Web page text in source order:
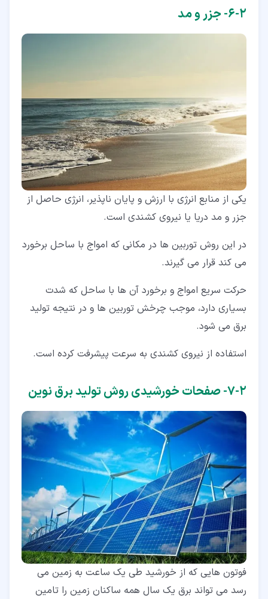
۲‏-‏۶‏- جزر و مد
یکی از منابع انرژی با ارزش و پایان ناپذیر، انرژی حاصل از
جزر و مد دریا یا نیروی کشندی است.
در این روش توربین ها در مکانی که امواج با ساحل برخورد
می کند قرار می گیرند.
حرکت سریع امواج و برخورد آن ها با ساحل که شدت
بسیاری دارد، موجب چرخش توربین ها و در نتیجه تولید
برق می شود.
استفاده از نیروی کشندی به سرعت پیشرفت کرده است.
۲‏-‏۷‏- صفحات خورشیدی روش تولید برق نوین
فوتون هایی که از خورشید طی یک ساعت به زمین می
رسد می تواند برق یک سال همه ساکنان زمین را تامین